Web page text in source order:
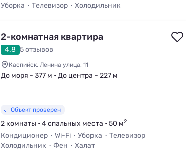
Уборка
Телевизор Холодильник
2-комнатная квартира
4.8 5 отзывов
Каспийск, Ленина улица, 11
До моря - 377 м • До центра - 227 м
Объект проверен
2 комнаты • 4 спальных места • 50 м2
Кондиционер Wi-Fi Уборка
Телевизор
Холодильник
Фен Халат